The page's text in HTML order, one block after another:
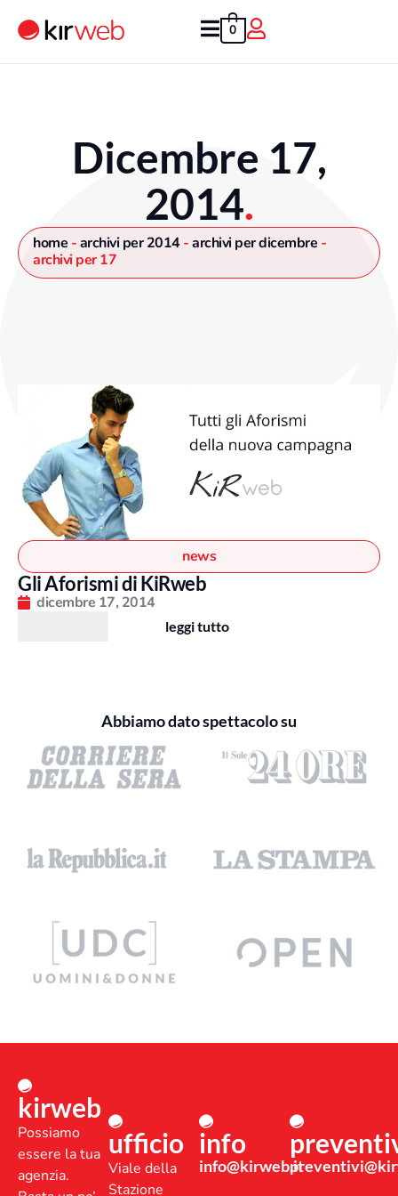
0
Dicembre 17,
2014.
home -archivi per 2014-archivi per dicembre -
archivi per 17
news
Gli Aforismi di KiRweb
dicembre 17, 2014
leggi tutto
Abbiamo dato spettacolo su
kirweb
Possiamo
essere la tua
agenzia.
ufficio
Viale della
Stazione
info
info@kirweb.it